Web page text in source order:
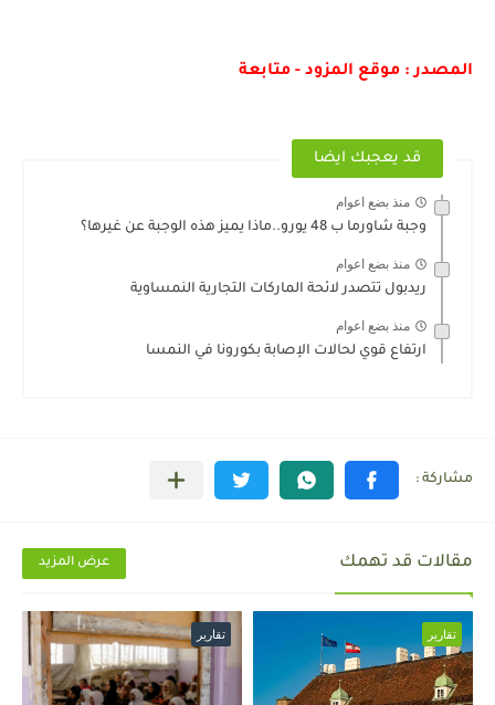
المصدر : موقع المزود - متابعة
قد يعجبك ايضا
منذ بضع اعوام
وجبة شاورما ب 48 يورو..ماذا يميز هذه الوجبة عن غيرها؟
منذ بضع اعوام
ريدبول تتصدر لائحة الماركات التجارية النمساوية
منذ بضع اعوام
ارتفاع قوي لحالات الإصابة بكورونا في النمسا
مقالات قد تهمك عرض المزيد
تقارير تقارير